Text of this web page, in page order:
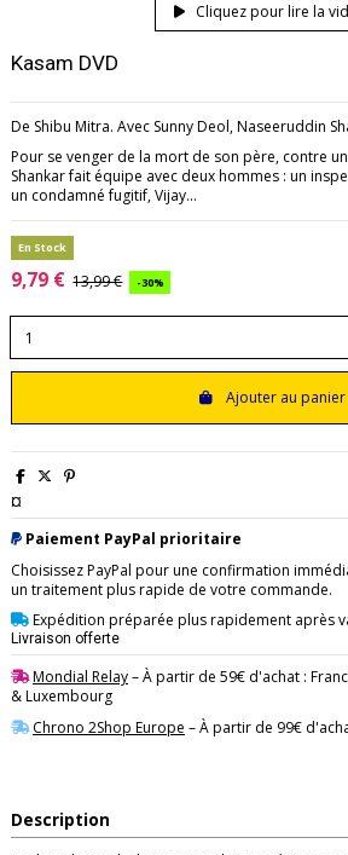
Cliquez pour lire la
Kasam DVD
De Shibu Mitra. Avec Sunny Deol, Naseeruddin
Pour se venger de la mort de son père, contre
Shankar fait équipe avec deux hommes : un
un condamné fugitif, Vijay...
En Stock
9,79 € 13,99 € -30%
Ajouter au panier
¤
Paiement PayPal prioritaire
Choisissez PayPal pour une confirmation
un traitement plus rapide de votre commande.
Expédition préparée plus rapidement après
Livraison offerte
Mondial Relay– À partir de 59€ d'achat :
& Luxembourg
Chrono 2Shop Europe – À partir de 99€
Description